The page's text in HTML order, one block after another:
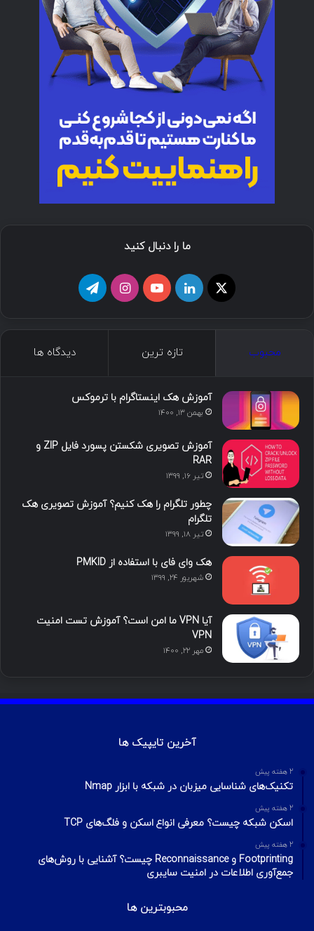
ما را دنبال کنید
د
ی
ن
و
ت
گ
ا
ا
محبوب تازه ترین دیدگاه ها
آموزش هک اینستاگرام با ترموکس
بهمن ۱۳, ۱۴۰۰
آموزش تصویری شکستن پسورد فایل ZIP و
RAR
تیر ۱۶, ۱۳۹۹
چطور تلگرام را هک کنیم؟ آموزش تصویری هک
تلگرام
تیر ۱۸, ۱۳۹۹
هک وای فای با استفاده از PMKID
شهریور ۲۴, ۱۳۹۹
آیا VPN ما امن است؟ آموزش تست امنیت
VPN
مهر ۲۲, ۱۴۰۰
آخرین تایپیک ها
2 هفته پیش
تکنیک‌های شناسایی میزبان در شبکه با ابزار Nmap
2 هفته پیش
اسکن شبکه چیست؟ معرفی انواع اسکن و فلگ‌های TCP
2 هفته پیش
Footprinting و Reconnaissance چیست؟ آشنایی با روش‌های
جمع‌آوری اطلاعات در امنیت سایبری
محبوبترین ها